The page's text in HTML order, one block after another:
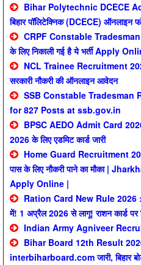
Bihar Polytechnic DCECE
बिहार पॉलिटेक्निक (DCECE) ऑनलाइन
CRPF Constable
के लिए निकाली गई है ये भर्ती Apply
NCL Trainee Recruitment
सरकारी नौकरी की ऑनलाइन आवेदन
SSB Constable Tradesman
for 827 Posts at ssb.gov.in
BPSC AEDO Admit Card
2026 के लिए एडमिट कार्ड जारी
Home Guard Recruitment
पास के लिए नौकरी पाने का मौका |
Apply Online |
Ration Card New Rule 2026 :
में! 1 अप्रैल 2026 से लागू! राशन कार्ड
Indian Army Agniveer
Bihar Board 12th Result 2026:
interbiharboard.com जारी, बिहार